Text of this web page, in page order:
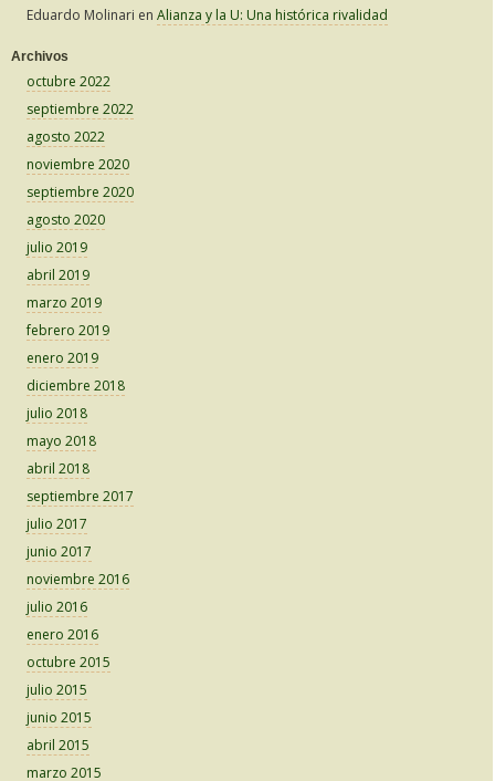
Eduardo Molinari en Alianza y la U: Una histórica rivalidad
Archivos
octubre 2022
septiembre 2022
agosto 2022
noviembre 2020
septiembre 2020
agosto 2020
julio 2019
abril 2019
marzo 2019
febrero 2019
enero 2019
diciembre 2018
julio 2018
mayo 2018
abril 2018
septiembre 2017
julio 2017
junio 2017
noviembre 2016
julio 2016
enero 2016
octubre 2015
julio 2015
junio 2015
abril 2015
marzo 2015